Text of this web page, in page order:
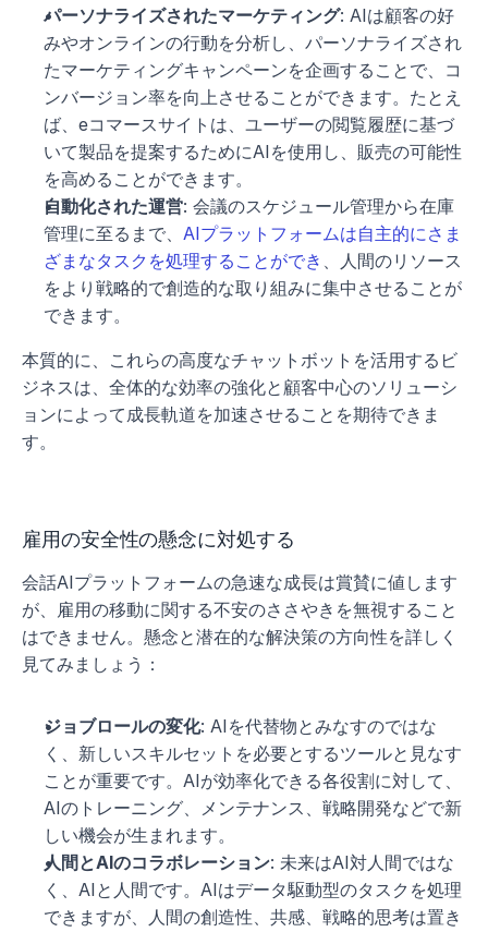
パーソナライズされたマーケティング: AIは顧客の好
みやオンラインの行動を分析し、パーソナライズされ
たマーケティングキャンペーンを企画することで、コ
ンバージョン率を向上させることができます。たとえ
ば、eコマースサイトは、ユーザーの閲覧履歴に基づ
いて製品を提案するためにAIを使用し、販売の可能性
を高めることができます。
自動化された運営: 会議のスケジュール管理から在庫
管理に至るまで、 AIプラットフォームは自主的にさま
ざまなタスクを処理することができ 、人間のリソース
をより戦略的で創造的な取り組みに集中させることが
できます。
本質的に、これらの高度なチャットボットを活用するビ
ジネスは、全体的な効率の強化と顧客中心のソリューシ
ョンによって成長軌道を加速させることを期待できま
す。
雇用の安全性の懸念に対処する
会話AIプラットフォームの急速な成長は賞賛に値します
が、雇用の移動に関する不安のささやきを無視すること
はできません。懸念と潜在的な解決策の方向性を詳しく
見てみましょう：
ジョブロールの変化: AIを代替物とみなすのではな
く、新しいスキルセットを必要とするツールと見なす
ことが重要です。AIが効率化できる各役割に対して、
AIのトレーニング、メンテナンス、戦略開発などで新
しい機会が生まれます。
人間とAIのコラボレーション: 未来はAI対人間ではな
く、AIと人間です。AIはデータ駆動型のタスクを処理
できますが、人間の創造性、共感、戦略的思考は置き